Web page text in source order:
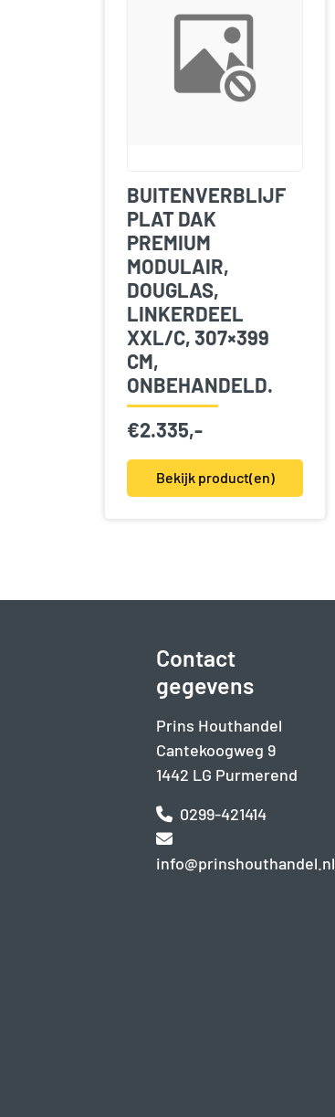
BUITENVERBLIJF
PLAT DAK
PREMIUM
MODULAIR,
DOUGLAS,
LINKERDEEL
XXL/C, 307×399
CM,
ONBEHANDELD.
€2.335,-
Bekijk product(en)
Contact
gegevens
Prins Houthandel
Cantekoogweg 9
1442 LG Purmerend
0299-421414
info@prinshouthandel.nl